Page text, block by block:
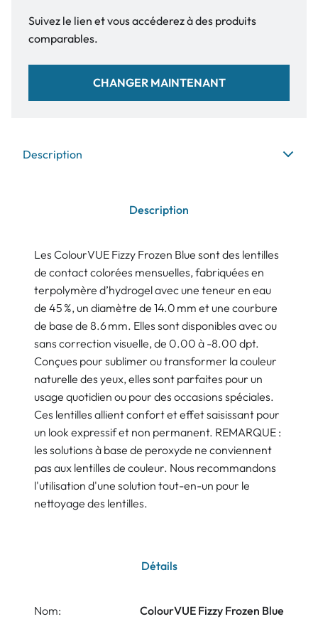
Suivez le lien et vous accéderez à des produits
comparables.
CHANGER MAINTENANT
Description
Description
Les ColourVUE Fizzy Frozen Blue sont des lentilles
de contact colorées mensuelles, fabriquées en
terpolymère d’hydrogel avec une teneur en eau
de 45 %, un diamètre de 14.0 mm et une courbure
de base de 8.6 mm. Elles sont disponibles avec ou
sans correction visuelle, de 0.00 à -8.00 dpt.
Conçues pour sublimer ou transformer la couleur
naturelle des yeux, elles sont parfaites pour un
usage quotidien ou pour des occasions spéciales.
Ces lentilles allient confort et effet saisissant pour
un look expressif et non permanent. REMARQUE :
les solutions à base de peroxyde ne conviennent
pas aux lentilles de couleur. Nous recommandons
l'utilisation d'une solution tout-en-un pour le
nettoyage des lentilles.
Détails
Nom:
ColourVUE Fizzy Frozen Blue